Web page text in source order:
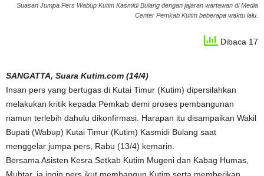
Suasan Jumpa Pers Wabup Kutim Kasmidi Bulang dengan jajaran wartawan di Media
Center Pemkab Kutim beberapa waktu lalu.
Dibaca 17
SANGATTA, Suara Kutim.com (14/4)
Insan pers yang bertugas di Kutai Timur (Kutim) dipersilahkan
melakukan kritik kepada Pemkab demi proses pembangunan
namun terlebih dahulu dikonfirmasi. Harapan itu disampaikan Wakil
Bupati (Wabup) Kutai Timur (Kutim) Kasmidi Bulang saat
menggelar jumpa pers, Rabu (13/4) kemarin.
Bersama Asisten Kesra Setkab Kutim Mugeni dan Kabag Humas,